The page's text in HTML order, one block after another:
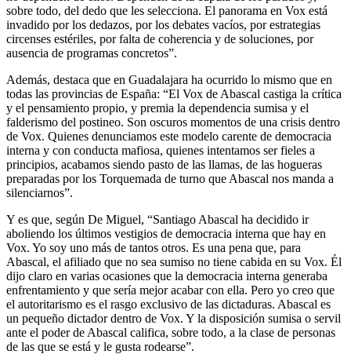
sobre todo, del dedo que les selecciona. El panorama en Vox está
invadido por los dedazos, por los debates vacíos, por estrategias
circenses estériles, por falta de coherencia y de soluciones, por
ausencia de programas concretos”.
Además, destaca que en Guadalajara ha ocurrido lo mismo que en
todas las provincias de España: “El Vox de Abascal castiga la crítica
y el pensamiento propio, y premia la dependencia sumisa y el
falderismo del postineo. Son oscuros momentos de una crisis dentro
de Vox. Quienes denunciamos este modelo carente de democracia
interna y con conducta mafiosa, quienes intentamos ser fieles a
principios, acabamos siendo pasto de las llamas, de las hogueras
preparadas por los Torquemada de turno que Abascal nos manda a
silenciarnos”.
Y es que, según De Miguel, “Santiago Abascal ha decidido ir
aboliendo los últimos vestigios de democracia interna que hay en
Vox. Yo soy uno más de tantos otros. Es una pena que, para
Abascal, el afiliado que no sea sumiso no tiene cabida en su Vox. Él
dijo claro en varias ocasiones que la democracia interna generaba
enfrentamiento y que sería mejor acabar con ella. Pero yo creo que
el autoritarismo es el rasgo exclusivo de las dictaduras. Abascal es
un pequeño dictador dentro de Vox. Y la disposición sumisa o servil
ante el poder de Abascal califica, sobre todo, a la clase de personas
de las que se está y le gusta rodearse”.